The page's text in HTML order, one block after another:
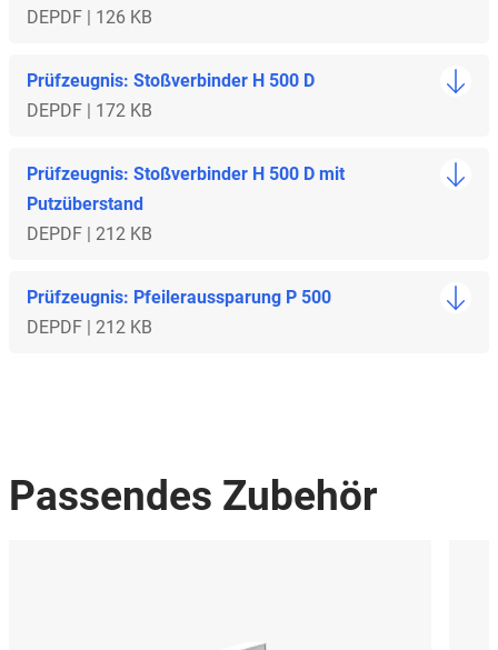
DEPDF | 126 KB
Prüfzeugnis: Stoßverbinder H 500 D
DEPDF | 172 KB
Prüfzeugnis: Stoßverbinder H 500 D mit
Putzüberstand
DEPDF | 212 KB
Prüfzeugnis: Pfeileraussparung P 500
DEPDF | 212 KB
Passendes Zubehör